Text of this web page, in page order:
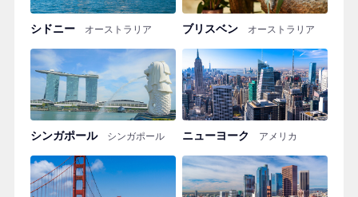
シドニー オーストラリア ブリスベン オーストラリア
シンガポール シンガポール ニューヨーク アメリカ